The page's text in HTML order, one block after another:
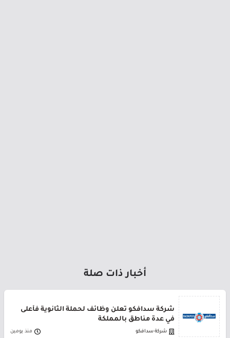
أخبار ذات صلة
شركة سدافكو تعلن وظائف لحملة الثانوية فأعلى
في عدة مناطق بالمملكة
شركة سدافكو منذ يومين